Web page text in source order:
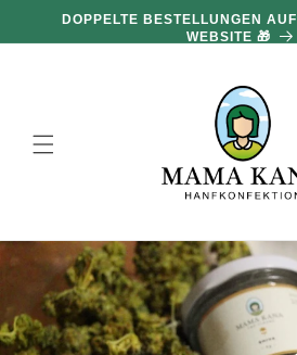
und zumDOPPELTE BESTELLUNGEN
WEBSITE 🎁